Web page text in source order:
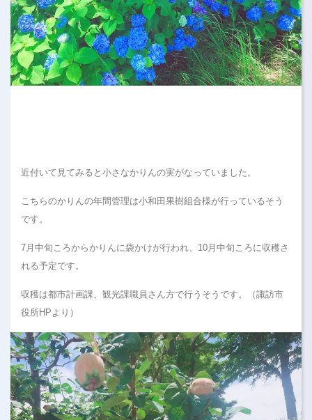
近付いて見てみると小さなかりんの実がなっていました。
こちらのかりんの年間管理は小和田果樹組合様が行っているそう
です。
7月中旬ころからかりんに袋かけが行われ、10月中旬ころに収穫さ
れる予定です。
収穫は都市計画課、観光課職員さん方で行うそうです。（諏訪市
役所HPより）